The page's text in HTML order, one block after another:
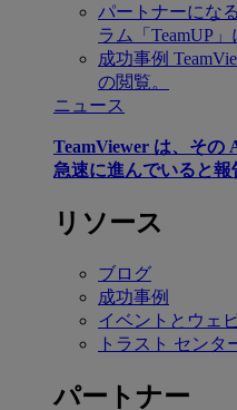
パートナーになる
ラム「TeamUP」
成功事例
の閲覧。
ニュース
TeamViewer は、その
急速に進んでいると報
リソース
ブログ
成功事例
イベントとウェ
トラスト センタ
パートナー